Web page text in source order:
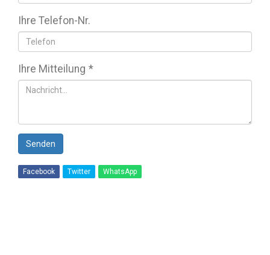
Ihre Telefon-Nr.
Ihre Mitteilung *
Senden
Facebook Twitter WhatsApp